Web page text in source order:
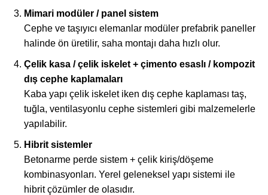
Mimari modüler / panel sistem
Cephe ve taşıyıcı elemanlar modüler prefabrik paneller
halinde ön üretilir, saha montajı daha hızlı olur.
Çelik kasa / çelik iskelet + çimento esaslı / kompozit
dış cephe kaplamaları
Kaba yapı çelik iskelet iken dış cephe kaplaması taş,
tuğla, ventilasyonlu cephe sistemleri gibi malzemelerle
yapılabilir.
Hibrit sistemler
Betonarme perde sistem + çelik kiriş/döşeme
kombinasyonları. Yerel geleneksel yapı sistemi ile
hibrit çözümler de olasıdır.